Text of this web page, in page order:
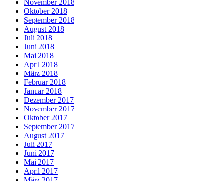
November 2018
Oktober 2018
September 2018
August 2018
Juli 2018
Juni 2018
Mai 2018
April 2018
März 2018
Februar 2018
Januar 2018
Dezember 2017
November 2017
Oktober 2017
September 2017
August 2017
Juli 2017
Juni 2017
Mai 2017
April 2017